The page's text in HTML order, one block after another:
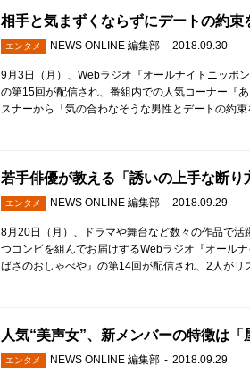
相手と気まずくならずにデートの約束
エンタメ NEWS ONLINE 編集部 2018.09.30
9月3日（月）、Webラジオ『オールナイトニッポ
の第15回が配信され、番組内での人気コーナー『
スナーから「気の合わなそうな男性とデートの約
若手俳優が教える「誘いの上手な断り
エンタメ NEWS ONLINE 編集部 2018.09.29
8月20日（月）、ドラマや舞台など数々の作品で
つコンビを組んでお届けするWebラジオ『オール
ばさのおしゃべや』の第14回が配信され、2人が
人気“美声女”、新メンバーの特徴は「
エンタメ NEWS ONLINE 編集部 2018.09.29